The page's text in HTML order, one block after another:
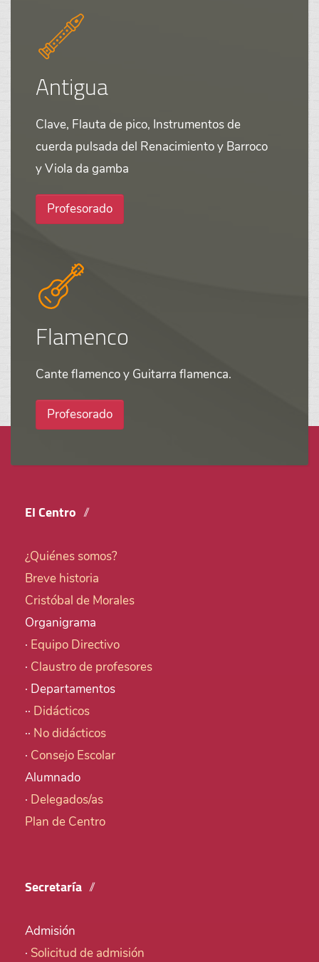
Antigua
Clave, Flauta de pico, Instrumentos de
cuerda pulsada del Renacimiento y Barroco
y Viola da gamba
Profesorado
Flamenco
Cante flamenco y Guitarra flamenca.
Profesorado
El Centro
¿Quiénes somos?
Breve historia
Cristóbal de Morales
Organigrama
· Equipo Directivo
· Claustro de profesores
· Departamentos
·· Didácticos
·· No didácticos
· Consejo Escolar
Alumnado
· Delegados/as
Plan de Centro
Secretaría
Admisión
· Solicitud de admisión